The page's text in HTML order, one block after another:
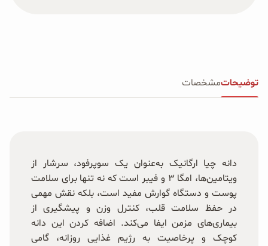
توضیحاتمشخصات
دانه چیا ارگانیک به‌عنوان یک سوپرفود، سرشار از
ویتامین‌ها، امگا ۳ و فیبر است که نه تنها برای سلامت
پوست و دستگاه گوارش مفید است، بلکه نقش مهمی
در حفظ سلامت قلب، کنترل وزن و پیشگیری از
بیماری‌های مزمن ایفا می‌کند. اضافه کردن این دانه
کوچک و پرخاصیت به رژیم غذایی روزانه، گامی